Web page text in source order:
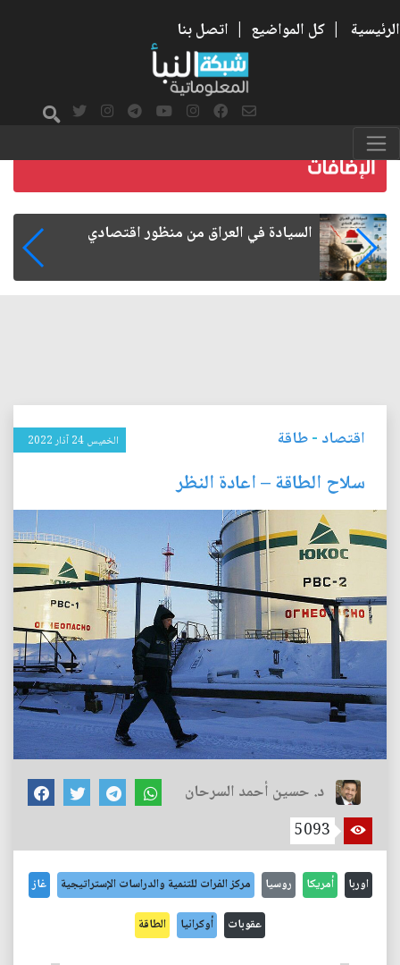
الرئيسية | كل المواضيع | اتصل بنا
ما بعد الأربعين.. كيف اتسعت الزيارة من هويتها
اقتصاد -طاقة الخميس 24 آذار 2022
سلاح الطاقة – اعادة النظر
د. حسين أحمد السرحان
5093
اوربا أمريكا روسيا مركز الفرات للتنمية والدراسات الإستراتيجية غاز
عقوبات أوكرانيا الطاقة